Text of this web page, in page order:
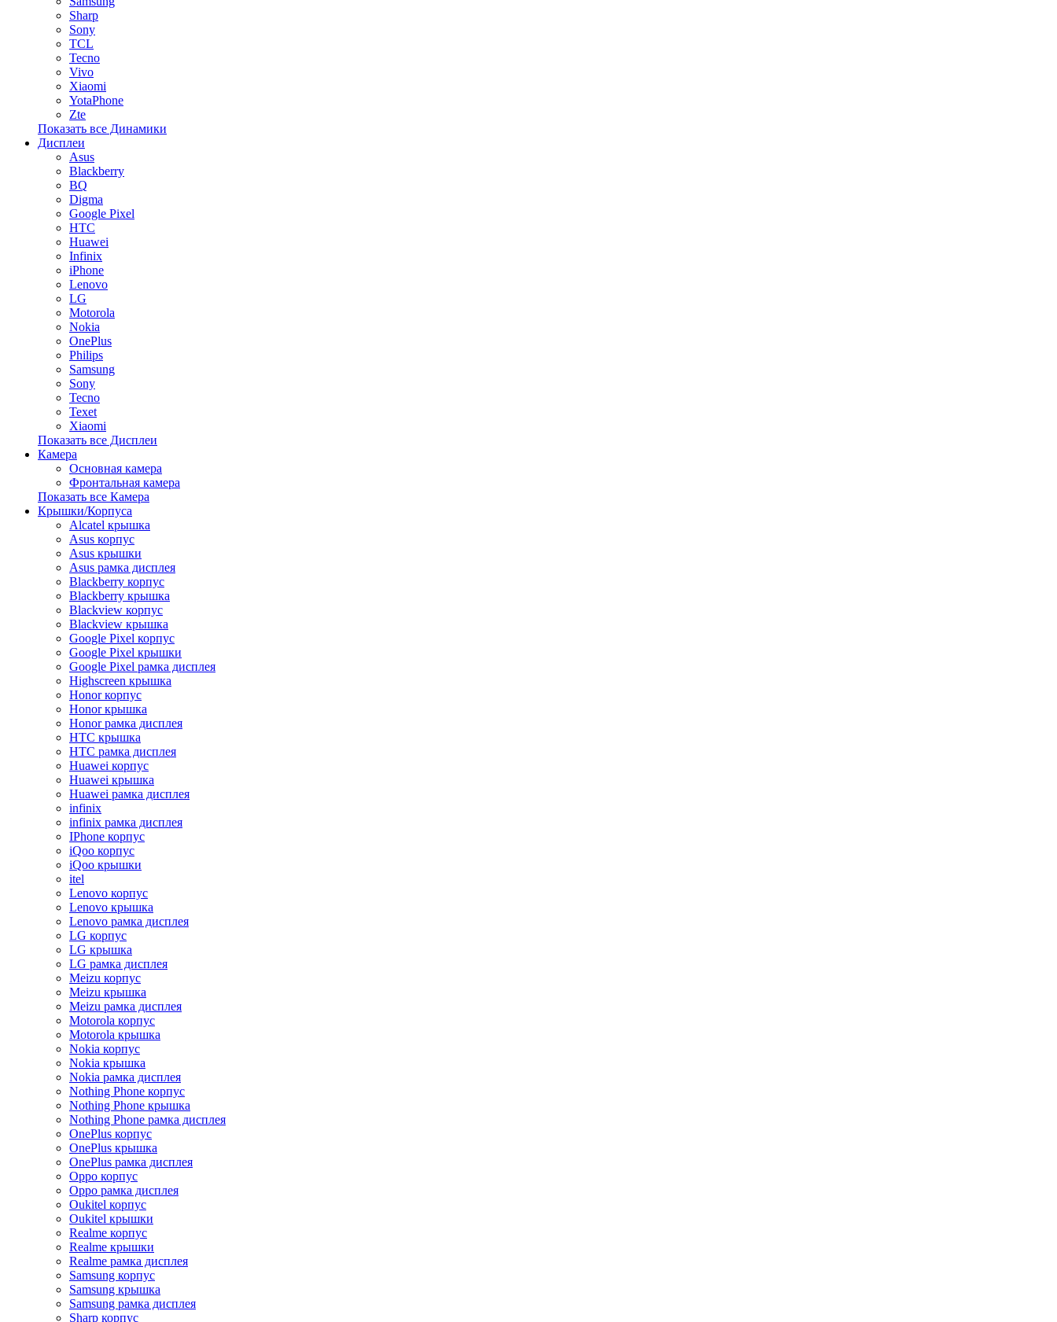
Sharp
Sony
TCL
Tecno
Vivo
Xiaomi
YotaPhone
Zte
Показать все Динамики
Дисплеи
Asus
Blackberry
BQ
Digma
Google Pixel
HTC
Huawei
Infinix
iPhone
Lenovo
LG
Motorola
Nokia
OnePlus
Philips
Samsung
Sony
Tecno
Texet
Xiaomi
Показать все Дисплеи
Камера
Основная камера
Фронтальная камера
Показать все Камера
Крышки/Корпуса
Alcatel крышка
Asus корпус
Asus крышки
Asus рамка дисплея
Blackberry корпус
Blackberry крышка
Blackview корпус
Blackview крышка
Google Pixel корпус
Google Pixel крышки
Google Pixel рамка дисплея
Highscreen крышка
Honor корпус
Honor крышка
Honor рамка дисплея
HTC крышка
HTC рамка дисплея
Huawei корпус
Huawei крышка
Huawei рамка дисплея
infinix
infinix рамка дисплея
IPhone корпус
iQoo корпус
iQoo крышки
itel
Lenovo корпус
Lenovo крышка
Lenovo рамка дисплея
LG корпус
LG крышка
LG рамка дисплея
Meizu корпус
Meizu крышка
Meizu рамка дисплея
Motorola корпус
Motorola крышка
Nokia корпус
Nokia крышка
Nokia рамка дисплея
Nothing Phone корпус
Nothing Phone крышка
Nothing Phone рамка дисплея
OnePlus корпус
OnePlus крышка
OnePlus рамка дисплея
Oppo корпус
Oppo рамка дисплея
Oukitel корпус
Oukitel крышки
Realme корпус
Realme крышки
Realme рамка дисплея
Samsung корпус
Samsung крышка
Samsung рамка дисплея
Sharp корпус